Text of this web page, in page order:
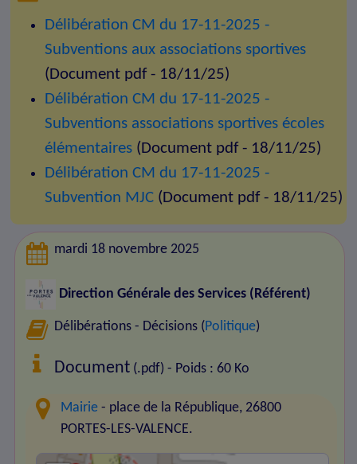
Délibération CM du 17-11-2025 -
Subventions aux associations sportives
(Document pdf - 18/11/25)
Délibération CM du 17-11-2025 -
Subventions associations sportives écoles
élémentaires(Document pdf - 18/11/25)
Délibération CM du 17-11-2025 -
Subvention MJC(Document pdf - 18/11/25)
mardi 18 novembre 2025
Direction Générale des Services (Référent)
Délibérations - Décisions ( Politique)
Document (.pdf) - Poids : 60 Ko
Mairie - place de la République, 26800
PORTES-LES-VALENCE.